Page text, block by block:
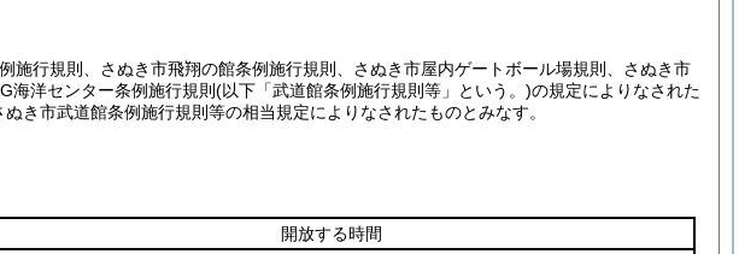
施行規則、さぬき市飛翔の館条例施行規則、さぬき市屋内ゲートボール場規則、さぬき市
海洋センター条例施行規則 (以下「武道館条例施行規則等」という。)の規定によりなされた
き市武道館条例施行規則等の相当規定によりなされたものとみなす。
開放する時間